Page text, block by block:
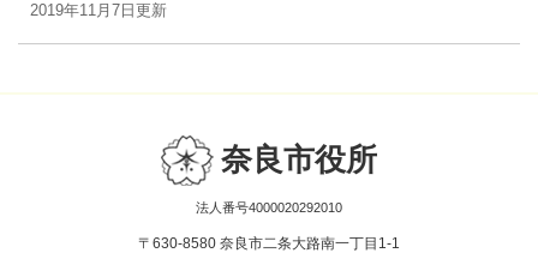
2019年11月7日更新
奈良市役所
法人番号4000020292010
〒630-8580 奈良市二条大路南一丁目1-1